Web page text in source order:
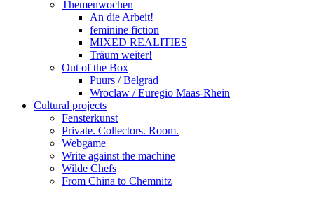
Themenwochen
An die Arbeit!
feminine fiction
MIXED REALITIES
Träum weiter!
Out of the Box
Puurs / Belgrad
Wroclaw / Euregio Maas-Rhein
Cultural projects
Fensterkunst
Private. Collectors. Room.
Webgame
Write against the machine
Wilde Chefs
From China to Chemnitz